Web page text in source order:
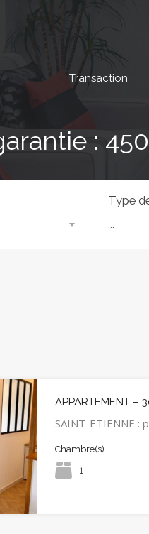
Transaction
:
Type
APPARTEMENT –
SAINT-ETIENNE :
Chambre(s)
1